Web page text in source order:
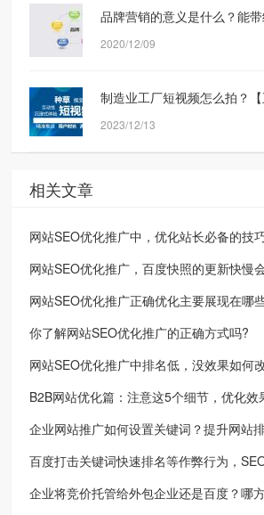
2020/12/09
制造业工厂短视频怎么拍？【
2023/12/13
相关文章
网站SEO优化推广中，优化站长必备的技
网站SEO优化推广正确优化主要展现在哪
你了解网站SEO优化推广的正确方式吗?
网站SEO优化推广中排名低，没效果如何
B2B网站优化篇：注意这5个细节，优化效
企业网站推广如何设置关键词？提升网站
企业将竞价托管给外包企业还是百度？哪